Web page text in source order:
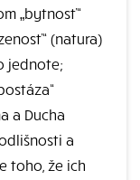
„bytnosť“
(natura)
jednote;
a Ducha
a
toho, že ich